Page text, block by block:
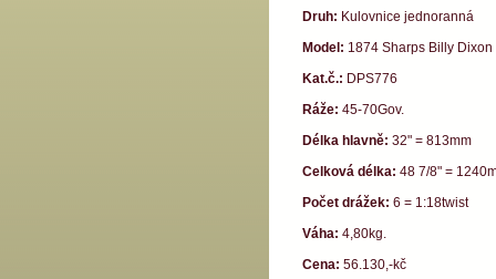
Druh: Kulovnice jednoranná
Model: 1874 Sharps Billy Dixon
Kat.č.: DPS776
Ráže: 45-70Gov.
Délka hlavně: 32" = 813mm
Celková délka: 48 7/8" =
Počet drážek: 6 = 1:18twist
Váha: 4,80kg.
Cena: 56.130,-kč